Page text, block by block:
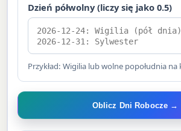
Dzień półwolny (liczy się jako 0.5)
Przykład: Wigilia lub wolne popołudnia
Oblicz Dni Robocze →